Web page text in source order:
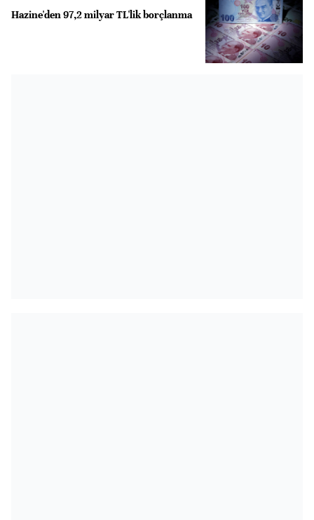
Hazine'den 97,2 milyar TL'lik borçlanma